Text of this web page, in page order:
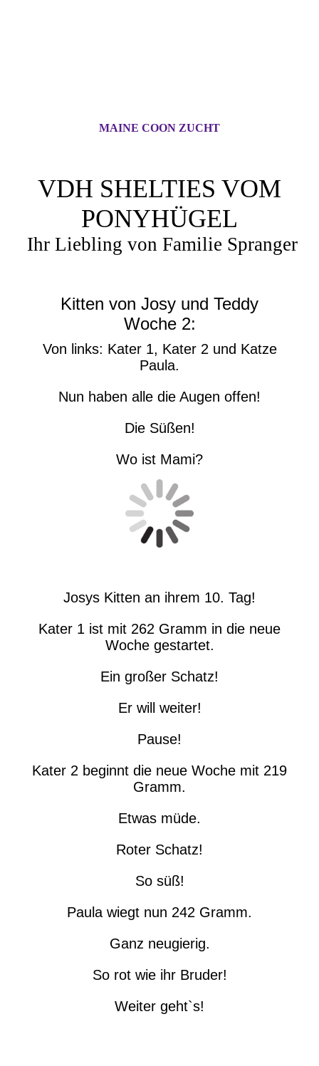
MAINE COON ZUCHT
VDH SHELTIES VOM
PONYHÜGEL
Ihr Liebling von Familie Spranger
Kitten von Josy und Teddy
Woche 2:
Von links: Kater 1, Kater 2 und Katze
Paula.
Nun haben alle die Augen offen!
Die Süßen!
Wo ist Mami?
Josys Kitten an ihrem 10. Tag!
Kater 1 ist mit 262 Gramm in die neue
Woche gestartet.
Ein großer Schatz!
Er will weiter!
Pause!
Kater 2 beginnt die neue Woche mit 219
Gramm.
Etwas müde.
Roter Schatz!
So süß!
Paula wiegt nun 242 Gramm.
Ganz neugierig.
So rot wie ihr Bruder!
Weiter geht`s!